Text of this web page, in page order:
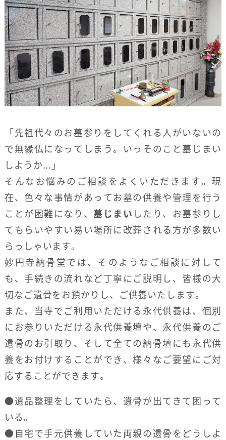
「先祖代々のお墓参りをしてくれる人がいないの
で無縁仏になってしまう。いっそのこと墓じまい
しようか...」
そんなお悩みのご相談をよくいただきます。現
在、色々な事情があってお墓の供養や管理を行う
ことが困難になり、墓じまい したり、お墓参りし
てもらいやすい易い場所に改葬される方が多数い
らっしゃいます。
妙円寺納骨堂では、そのようなご相談に対して
も、手続きの流れなど丁寧にご説明し、皆様の大
切なご遺骨をお預かりし、ご供養いたします。
また、当寺でご利用いただける永代供養は、個別
にお参りいただける永代供養壇や、永代供養のご
遺骨のお引取り、そして全ての納骨壇にも永代供
養をお付けすることができ、様々なご要望にご対
応することができます。
●遺品整理をしていたら、遺骨が出てきて困って
いる。
●自宅で手元供養していた両親の遺骨をどうしよ